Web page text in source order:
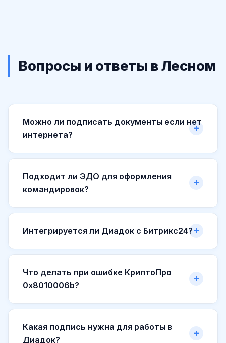
Вопросы и ответы в Лесном
Можно ли подписать документы если нет
интернета?
Подходит ли ЭДО для оформления
командировок?
Интегрируется ли Диадок с Битрикс24?
Что делать при ошибке КриптоПро
0x8010006b?
Какая подпись нужна для работы в
Диадок?